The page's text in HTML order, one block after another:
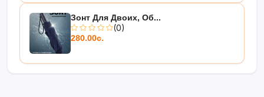
Зонт Для Двоих, Об...
(0)
280.00с.